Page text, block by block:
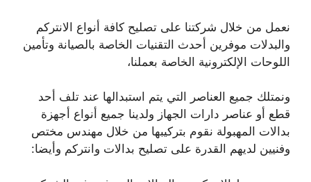
نعمل من خلال شركتنا على تصليح كافة أنواع الانتركم
والبدلات موفرين أحدث التقنيات الخاصة بالصيانة وتأمين
اللوحات الإلكترونية الخاصة بعملنا،
ونمتلك جميع العناصر التي يتم استبدالها عند تلف أحد
قطع أو عناصر دارات الجهاز ولدينا جميع أنواع أجهزة
بدالات المهبولة نقوم بتركيبها من خلال مهندس مختص
وفنيين لديهم القدرة على تصليح بدالات وانتركم وأيضا: